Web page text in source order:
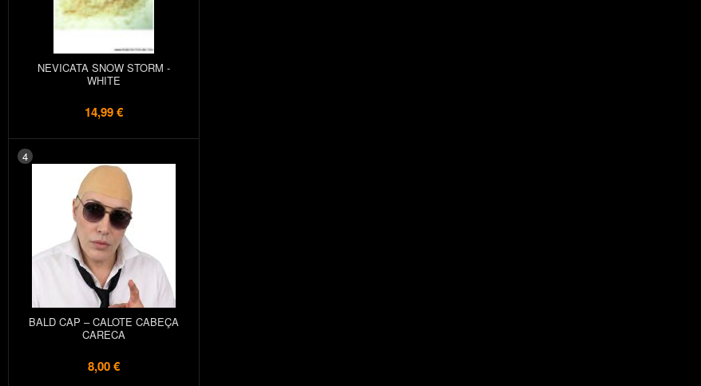
NEVICATA SNOW STORM -
WHITE
14,99 €
4
BALD CAP – CALOTE CABEÇA
CARECA
8,00 €